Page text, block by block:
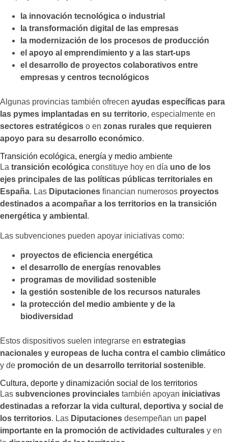
la innovación tecnológica o industrial
la transformación digital de las empresas
la modernización de los procesos de producción
el apoyo al emprendimiento y a las start-ups
el desarrollo de proyectos colaborativos entre
empresas y centros tecnológicos
Algunas provincias también ofrecen ayudas específicas para
las pymes implantadas en su territorio, especialmente en
sectores estratégicos o en zonas rurales que requieren
apoyo para su desarrollo económico.
Transición ecológica, energía y medio ambiente
La transición ecológica constituye hoy en día uno de los
ejes principales de las políticas públicas territoriales en
España. Las Diputaciones financian numerosos proyectos
destinados a acompañar a los territorios en la transición
energética y ambiental .
Las subvenciones pueden apoyar iniciativas como:
proyectos de eficiencia energética
el desarrollo de energías renovables
programas de movilidad sostenible
la gestión sostenible de los recursos naturales
la protección del medio ambiente y de la
biodiversidad
Estos dispositivos suelen integrarse en estrategias
nacionales y europeas de lucha contra el cambio climático
y de promoción de un desarrollo territorial sostenible.
Cultura, deporte y dinamización social de los territorios
Las subvenciones provinciales también apoyan iniciativas
destinadas a reforzar la vida cultural, deportiva y social de
los territorios. Las Diputaciones desempeñan un papel
importante en la promoción de actividades culturales y en